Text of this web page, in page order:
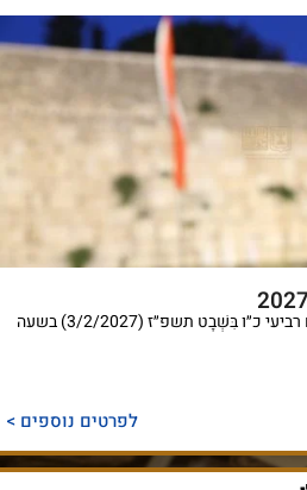
טקס השבעה גבעתי – 2027 ביום רביעי כ״ו בִּשְׁבָט תשפ״ז (3/2/2027) בשעה
לפרטים נוספים >